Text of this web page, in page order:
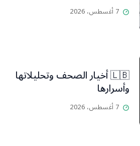
7 أغسطس، 2026
🇱🇧 أخيار الصحف وتحليلاتها
وأسرارها
7 أغسطس، 2026